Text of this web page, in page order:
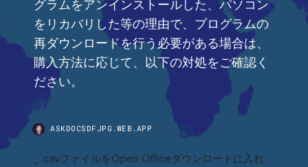
をリカバリした等の理由で、プログラムの
再ダウンロードを行う必要がある場合は、
購入方法に応じて、以下の対処をご確認く
ださい。
ASKDOCSDFJPG.WEB.APP
_ .csvファイルをOpen Officeダウンロードに入れ